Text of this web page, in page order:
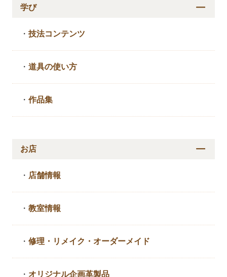
学び
・技法コンテンツ
・道具の使い方
・作品集
お店
・ 店舗情報
・教室情報
・修理・リメイク・ オーダーメイド
・ オリジナル企画革製品